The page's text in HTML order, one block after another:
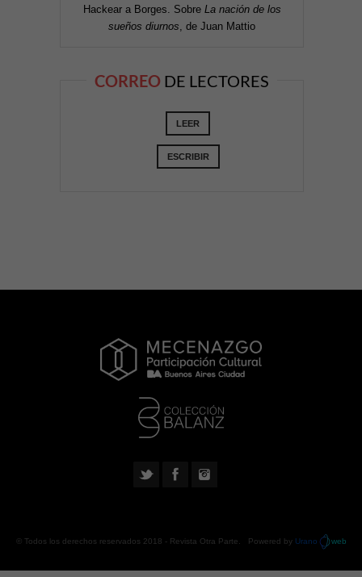
Hackear a Borges. Sobre La nación de los
sueños diurnos , de Juan Mattio
CORREO DE LECTORES
LEER
ESCRIBIR
© Todos los derechos reservados 2018 - Revista Otra Parte . Powered by Urano web